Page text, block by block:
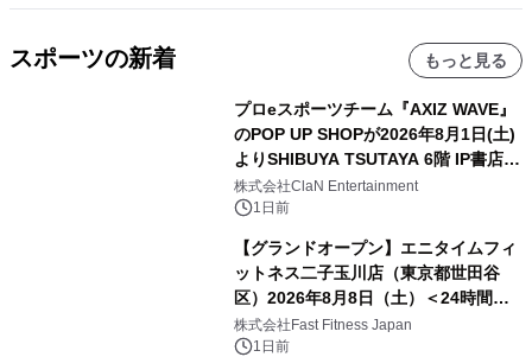
スポーツの新着 もっと見る
プロeスポーツチーム『AXIZ WAVE』
のPOP UP SHOPが2026年8月1日(土)
よりSHIBUYA TSUTAYA 6階 IP書店で
開催決定！！
株式会社ClaN Entertainment
1日前
【グランドオープン】エニタイムフィ
ットネス二子玉川店（東京都世田谷
区）2026年8月8日（土）＜24時間年
中無休のフィットネスジム＞
株式会社Fast Fitness Japan
1日前